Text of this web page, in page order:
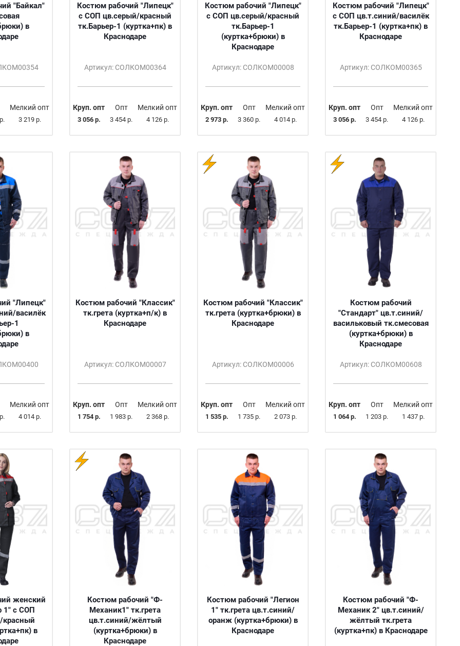
"Байкал"
в
Мелкий опт
3 219 р.
Костюм рабочий "Липецк"
с СОП цв.серый/красный
тк.Барьер-1 (куртка+пк) в
Краснодаре
Артикул: СОЛКОМ00364
Круп. опт
3 056 р.
Опт
3 454 р.
Мелкий опт
4 126 р.
Костюм рабочий "Липецк"
с СОП цв.серый/красный
тк.Барьер-1
(куртка+брюки) в
Краснодаре
Артикул: СОЛКОМ00008
Круп. опт
2 973 р.
Опт
3 360 р.
Мелкий опт
4 014 р.
Костюм рабочий "Липецк"
с СОП цв.т.синий/василёк
тк.Барьер-1 (куртка+пк) в
Краснодаре
Артикул: СОЛКОМ00365
Круп. опт
3 056 р.
Опт
3 454 р.
Мелкий опт
4 126 р.
"Липецк"
василёк
1
в
Мелкий опт
4 014 р.
Костюм рабочий "Классик"
тк.грета (куртка+п/к) в
Краснодаре
Артикул: СОЛКОМ00007
Круп. опт
1 754 р.
Опт
1 983 р.
Мелкий опт
2 368 р.
Костюм рабочий "Классик"
тк.грета (куртка+брюки) в
Краснодаре
Артикул: СОЛКОМ00006
Круп. опт
1 535 р.
Опт
1 735 р.
Мелкий опт
2 073 р.
Костюм рабочий
"Стандарт" цв.т.синий/
васильковый тк.смесовая
(куртка+брюки) в
Краснодаре
Артикул: СОЛКОМ00608
Круп. опт
1 064 р.
Опт
1 203 р.
Мелкий опт
1 437 р.
женский
1" с СОП
красный
в
Костюм рабочий "Ф-
Механик1" тк.грета
цв.т.синий/жёлтый
(куртка+брюки) в
Краснодаре
Костюм рабочий "Легион
1" тк.грета цв.т.синий/
оранж (куртка+брюки) в
Краснодаре
Костюм рабочий "Ф-
Механик 2" цв.т.синий/
жёлтый тк.грета
(куртка+пк) в Краснодаре